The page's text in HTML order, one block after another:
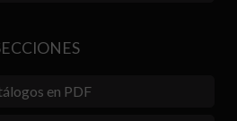
en PDF